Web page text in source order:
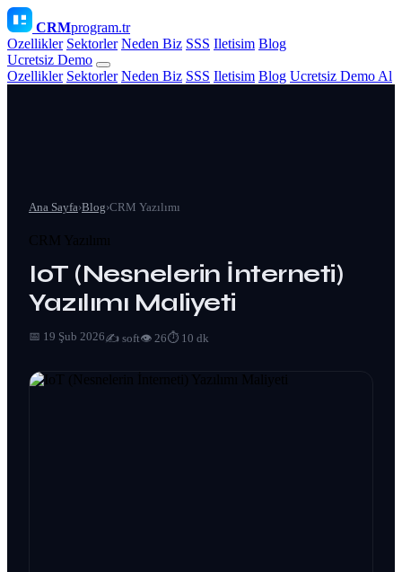
CRMprogram.tr
Ozellikler Sektorler Neden Biz SSS Iletisim Blog
Ucretsiz Demo
Ozellikler Sektorler Neden Biz SSS Iletisim Blog Ucretsiz Demo Al
Ana Sayfa›Blog›CRM Yazılımı
CRM Yazılımı
IoT (Nesnelerin İnterneti)
Yazılımı Maliyeti
📅 19 Şub 2026✍️ soft👁 26⏱ 10 dk